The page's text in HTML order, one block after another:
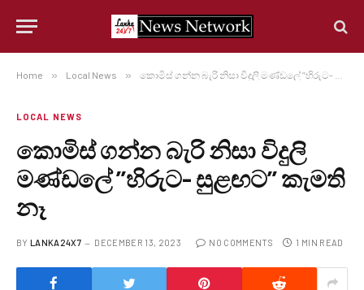
Home » Local News » කොමිස් ගන්න බැරි නිසා විදුලි මණ්ඩලේ ’’හිරුට- සුළඟට’’ කැමති නෑ
LOCAL NEWS
කොමිස් ගන්න බැරි නිසා විදුලි
මණ්ඩලේ ’’හිරුට- සුළඟට’’ කැමති
නෑ
BY LANKA24X7 DECEMBER 13, 2023 NO COMMENTS 1 MIN READ